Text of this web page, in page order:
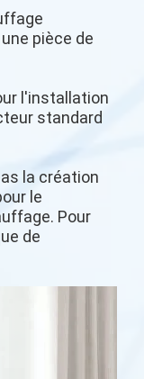
pièce de
l'installation
standard
la création
le
Pour
de